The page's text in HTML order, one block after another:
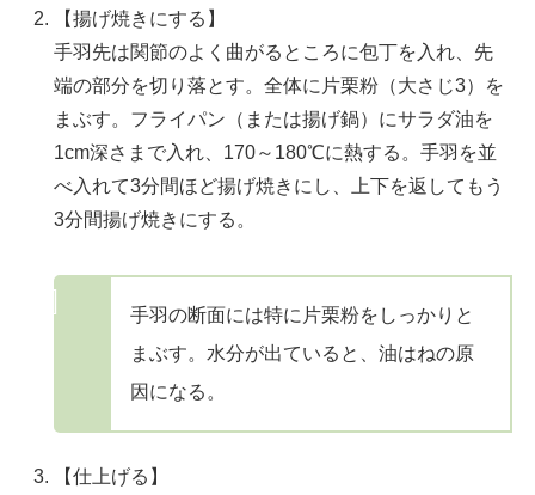
【揚げ焼きにする】
手羽先は関節のよく曲がるところに包丁を入れ、先
端の部分を切り落とす。全体に片栗粉（大さじ3）を
まぶす。フライパン（または揚げ鍋）にサラダ油を
1cm深さまで入れ、170～180℃に熱する。手羽を並
べ入れて3分間ほど揚げ焼きにし、上下を返してもう
3分間揚げ焼きにする。
手羽の断面には特に片栗粉をしっかりと
まぶす。水分が出ていると、油はねの原
因になる。
【仕上げる】